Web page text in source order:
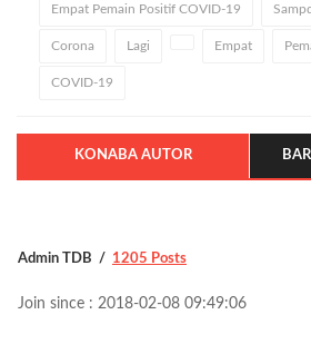
Empat Pemain Positif COVID-19
Corona Lagi Empat
COVID-19
KONABA AUTOR
Admin TDB 1205 Posts
Join since : 2018-02-08 09:49:06